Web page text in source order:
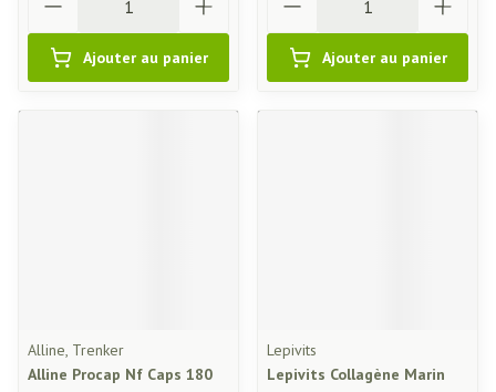
Ajouter au panier Ajouter au panier
Alline, Trenker
Alline Procap Nf Caps 180
Lepivits
Lepivits Collagène Marin